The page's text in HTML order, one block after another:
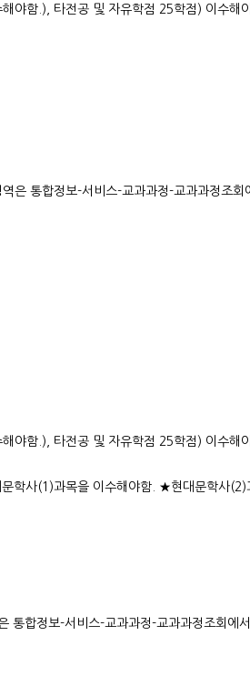
야함.), 타전공 및 자유학점 25학점) 이수해
은 통합정보-서비스-교과과정-교과과정조회
야함.), 타전공 및 자유학점 25학점) 이수해
학사(1)과목을 이수해야함. ★현대문학사(2)
통합정보-서비스-교과과정-교과과정조회에